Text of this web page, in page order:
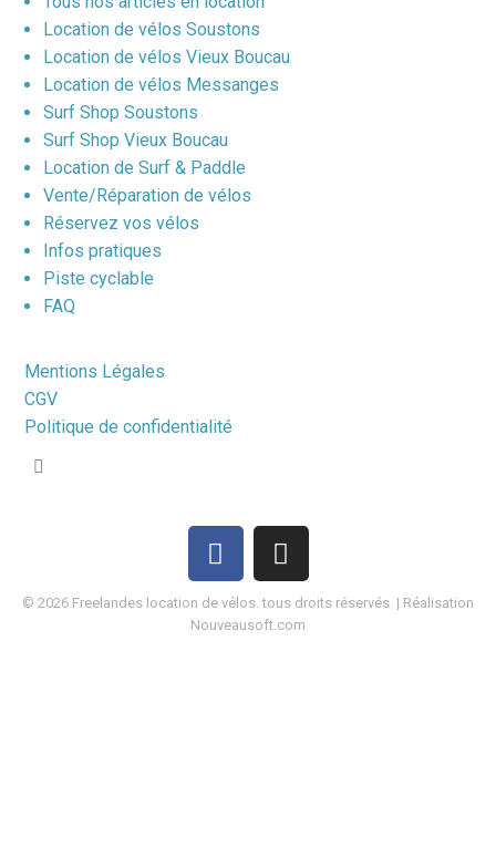
Location de vélos Soustons
Location de vélos Vieux Boucau
Location de vélos Messanges
Surf Shop Soustons
Surf Shop Vieux Boucau
Location de Surf & Paddle
Vente/Réparation de vélos
Réservez vos vélos
Infos pratiques
Piste cyclable
FAQ
Mentions Légales
CGV
Politique de confidentialité
© 2026 Freelandes location de vélos. tous droits réservés. | Réalisation
Nouveausoft.com